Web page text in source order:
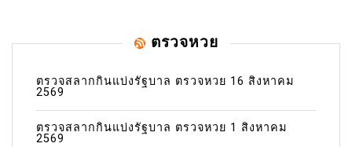
ตรวจหวย
ตรวจสลากกินแบ่งรัฐบาล ตรวจหวย 16 สิงหาคม
2569
ตรวจสลากกินแบ่งรัฐบาล ตรวจหวย 1 สิงหาคม
2569